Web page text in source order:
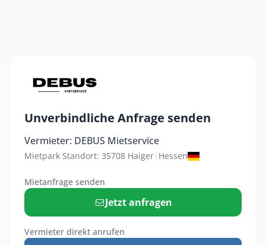
Unverbindliche Anfrage senden
Vermieter: DEBUS Mietservice
Mietpark Standort: 35708 Haiger| Hessen
Mietanfrage senden
Jetzt anfragen
Vermieter direkt anrufen